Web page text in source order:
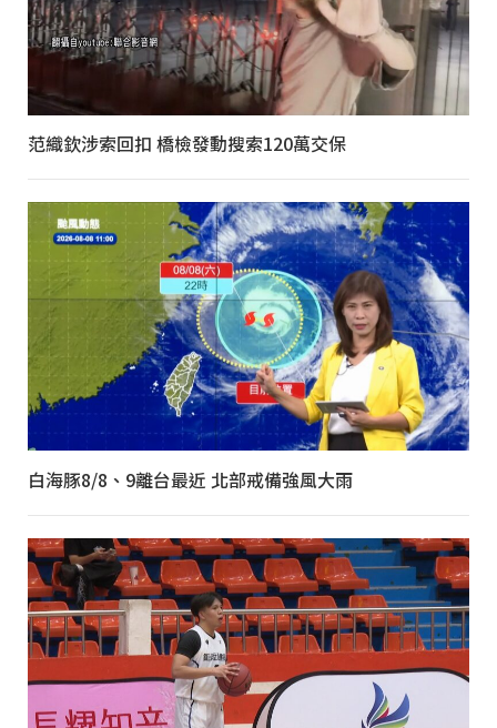
范織欽涉索回扣 橋檢發動搜索120萬交保
白海豚8/8、9離台最近 北部戒備強風大雨